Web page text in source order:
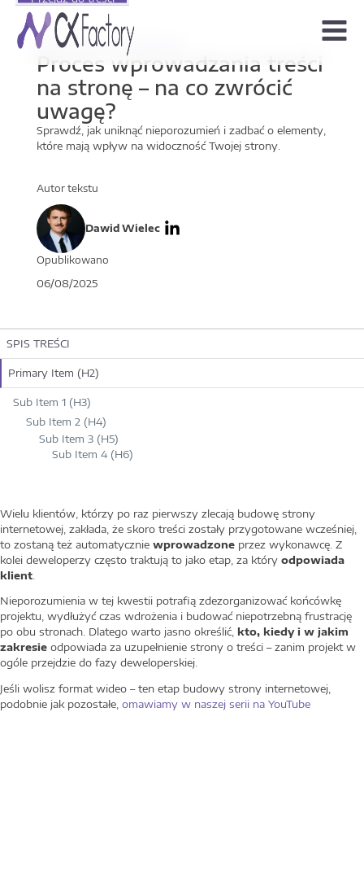
Menu
Budowa strony internetowej
Proces wprowadzania treści
na stronę – na co zwrócić
uwagę?
Sprawdź, jak uniknąć nieporozumień i zadbać o elementy,
które mają wpływ na widoczność Twojej strony.
Autor tekstu
Dawid Wielec
Opublikowano
06/08/2025
SPIS TREŚCI
Primary Item (H2)
Sub Item 1 (H3)
Sub Item 2 (H4)
Sub Item 3 (H5)
Sub Item 4 (H6)
Wielu klientów, którzy po raz pierwszy zlecają budowę strony
internetowej, zakłada, że skoro treści zostały przygotowane wcześniej,
to zostaną też automatycznie wprowadzone przez wykonawcę. Z
kolei deweloperzy często traktują to jako etap, za który odpowiada
klient
Nieporozumienia w tej kwestii potrafią zdezorganizować końcówkę
projektu, wydłużyć czas wdrożenia i budować niepotrzebną frustrację
po obu stronach. Dlatego warto jasno określić, kto, kiedy i w jakim
zakresie odpowiada za uzupełnienie strony o treści – zanim projekt w
ogóle przejdzie do fazy deweloperskiej.
Jeśli wolisz format wideo – ten etap budowy strony internetowej,
podobnie jak pozostałe, omawiamy w naszej serii na YouTube